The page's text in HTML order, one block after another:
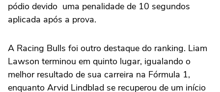
pódio devido uma penalidade de 10 segundos
aplicada após a prova.
A Racing Bulls foi outro destaque do ranking. Liam
Lawson terminou em quinto lugar, igualando o
melhor resultado de sua carreira na Fórmula 1,
enquanto Arvid Lindblad se recuperou de um início